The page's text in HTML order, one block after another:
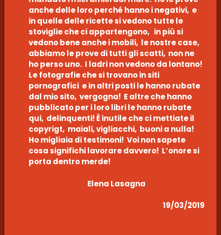
anche delle loro perché hanno i negativi, e
in quelle delle ricette si vedono tutte le
stoviglie che ci appartengono, in più si
vedono bene anche i mobili, le nostre case,
abbiamo le prove di tutti gli scatti, non ne
ho perso uno. I ladri non vedono da lontano!
Le fotografie che si trovano in siti
pornografici e in altri posti le hanno rubate
dal mio sito, vergogna! E altre che hanno
pubblicato per i loro libri le hanno rubate
qui, delinquenti! È inutile che ci mettiate il
copyrigt, maiali, vigliacchi, buoni a nulla!
Ho migliaia di testimoni! Voi non sapete
cosa significhi lavorare davvero! L’onore si
porta dentro merde!
Elena Lasagna
19/03/2019